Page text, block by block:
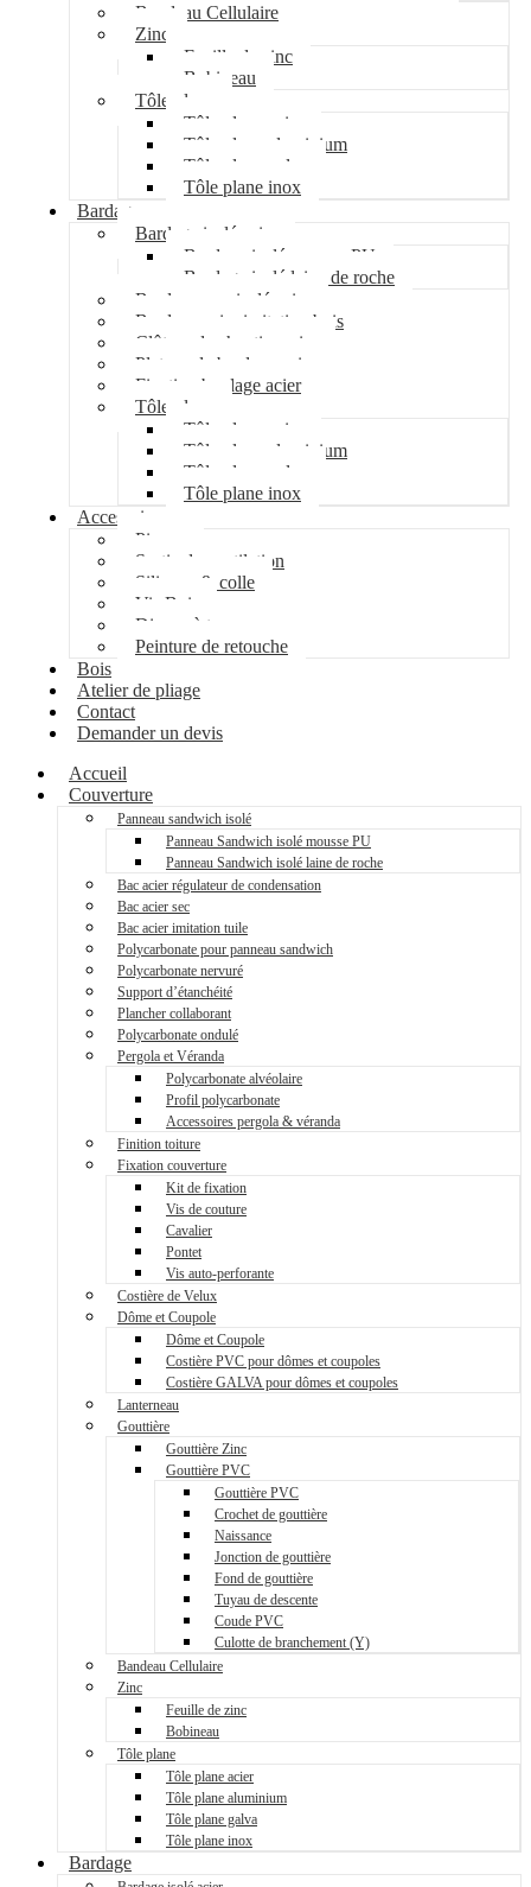
Bandeau Cellulaire
Zinc
Feuille de zinc
Bobineau
Tôle plane
Tôle plane acier
Tôle plane aluminium
Tôle plane galva
Tôle plane inox
Bardage
Bardage isolé acier
Bardage isolé mousse PU
Bardage isolé laine de roche
Bardage non isolé acier
Bardage acier imitation bois
Clôture de chantier acier
Plateau de bardage acier
Fixation bardage acier
Tôle plane
Tôle plane acier
Tôle plane aluminium
Tôle plane galva
Tôle plane inox
Accessoires
Pipeco
Sortie de ventilation
Silicone & colle
Vis Bois
Disque à tronçonner
Peinture de retouche
Bois
Atelier de pliage
Contact
Demander un devis
Accueil
Couverture
Panneau sandwich isolé
Panneau Sandwich isolé mousse PU
Panneau Sandwich isolé laine de roche
Bac acier régulateur de condensation
Bac acier sec
Bac acier imitation tuile
Polycarbonate pour panneau sandwich
Polycarbonate nervuré
Support d’étanchéité
Plancher collaborant
Polycarbonate ondulé
Pergola et Véranda
Polycarbonate alvéolaire
Profil polycarbonate
Accessoires pergola & véranda
Finition toiture
Fixation couverture
Kit de fixation
Vis de couture
Cavalier
Pontet
Vis auto-perforante
Costière de Velux
Dôme et Coupole
Dôme et Coupole
Costière PVC pour dômes et coupoles
Costière GALVA pour dômes et coupoles
Lanterneau
Gouttière
Gouttière Zinc
Gouttière PVC
Gouttière PVC
Crochet de gouttière
Naissance
Jonction de gouttière
Fond de gouttière
Tuyau de descente
Coude PVC
Culotte de branchement (Y)
Bandeau Cellulaire
Zinc
Feuille de zinc
Bobineau
Tôle plane
Tôle plane acier
Tôle plane aluminium
Tôle plane galva
Tôle plane inox
Bardage